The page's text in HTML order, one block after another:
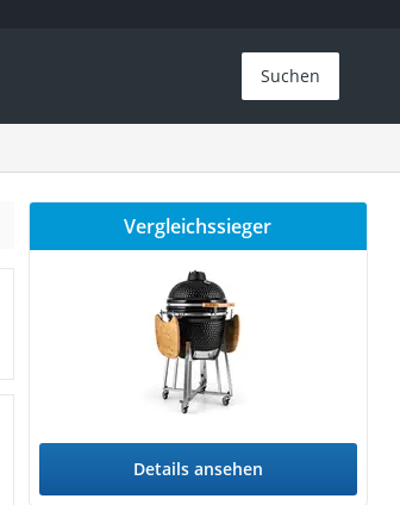
Suchen
Vergleichssieger
Details ansehen